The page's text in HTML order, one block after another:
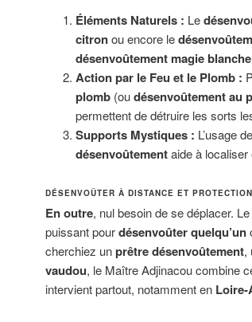
Éléments Naturels : Le
citronou encore le
désenvoûtement magie blanche
Action par le Feu et le Plomb :
plomb(oudésenvoûtement au
permettent de détruire les sorts
Supports Mystiques : L’usage
désenvoûtementaide à localiser
DÉSENVOÛTER À DISTANCE ET
En outre, nul besoin de se déplacer. Le
puissant pourdésenvoûter quelqu’un
cherchiez unprêtre désenvoûtement,
vaudou, le Maître Adjinacou combine
intervient partout, notamment en